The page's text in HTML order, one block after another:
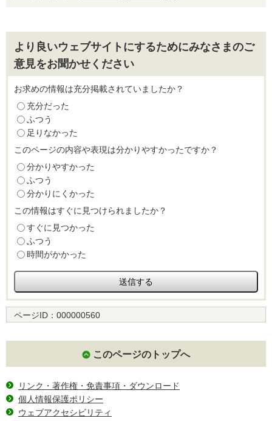
より良いウェブサイトにするためにみなさまのご
意見をお聞かせください
お求めの情報は充分掲載されていましたか？
充分だった
ふつう
足りなかった
このページの内容や表現は分かりやすかったですか？
分かりやすかった
ふつう
分かりにくかった
この情報はすぐに見つけられましたか？
すぐに見つかった
ふつう
時間がかかった
ページID： 000000560
このページのトップへ
リンク・著作権・免責事項・ダウンロード
個人情報保護ポリシー
ウェブアクセシビリティ